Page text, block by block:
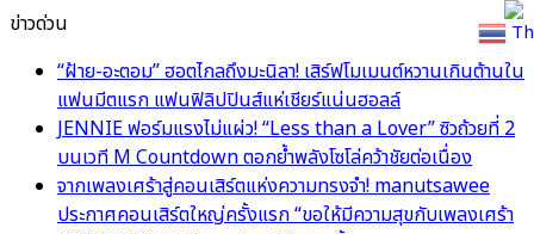
ข่าวด่วน
“ฝ้าย-อะตอม” ฮอตไกลถึงมะนิลา! เสิร์ฟโมเมนต์หวานเกินต้านใน
แฟนมีตแรก แฟนฟิลิปปินส์แห่เชียร์แน่นฮอลล์
JENNIE ฟอร์มแรงไม่แผ่ว! “Less than a Lover” ซิวถ้วยที่ 2
บนเวที M Countdown ตอกย้ำพลังโซโล่คว้าชัยต่อเนื่อง
จากเพลงเศร้าสู่คอนเสิร์ตแห่งความทรงจำ! manutsawee
ประกาศคอนเสิร์ตใหญ่ครั้งแรก “ขอให้มีความสุขกับเพลงเศร้า